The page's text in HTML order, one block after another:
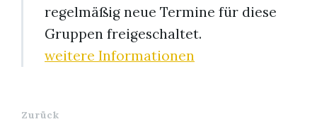
regelmäßig neue Termine für diese
Gruppen freigeschaltet.
weitere Informationen
Zurück